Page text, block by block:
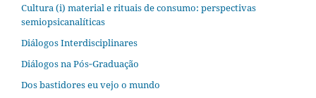
Cultura (i) material e rituais de consumo: perspectivas
semiopsicanalíticas
Diálogos Interdisciplinares
Diálogos na Pós‐Graduação
Dos bastidores eu vejo o mundo